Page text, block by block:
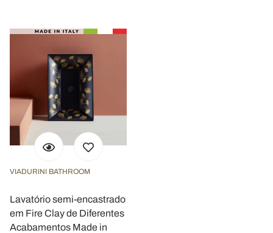
VIADURINI BATHROOM
Lavatório semi-encastrado
em Fire Clay de Diferentes
Acabamentos Made in